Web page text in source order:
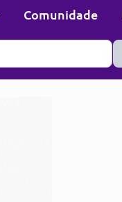
Comunidade